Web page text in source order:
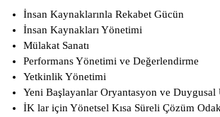
İnsan Kaynaklarınla Rekabet Gücün
İnsan Kaynakları Yönetimi
Mülakat Sanatı
Performans Yönetimi ve Değerlendirme
Yetkinlik Yönetimi
Yeni Başlayanlar Oryantasyon ve Duygusal
İK lar için Yönetsel Kısa Süreli Çözüm